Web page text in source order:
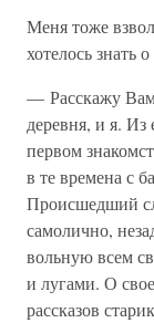
Меня тоже
хотелось знать
— Расскажу
деревня, и я. Из
первом
в те времена с
Происшедший
самолично,
вольную всем
и лугами. О
рассказов